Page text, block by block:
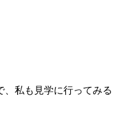
私も見学に行ってみる